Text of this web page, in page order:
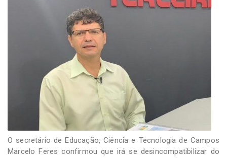
O secretário de Educação, Ciência e Tecnologia de Campos
Marcelo Feres confirmou que irá se desincompatibilizar do